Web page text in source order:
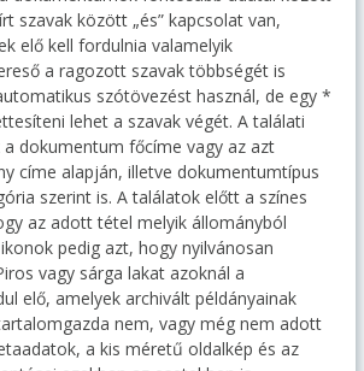
szavak között „és” kapcsolat van,
elő kell fordulnia valamelyik
a ragozott szavak többségét is
szótövezést használ, de egy *
lehet a szavak végét. A találati
dokumentum főcíme vagy az azt
címe alapján, illetve dokumentumtípus
szerint is. A találatok előtt a színes
az adott tétel melyik állományból
pedig azt, hogy nyilvánosan
vagy sárga lakat azoknál a
elő, amelyek archivált példányainak
nem, vagy még nem adott
a kis méretű oldalkép és az